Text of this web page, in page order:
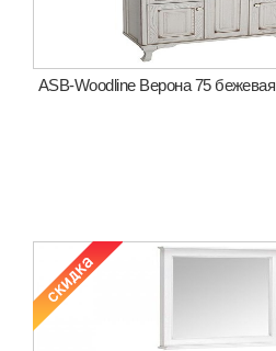
ASB-Woodline Верона 75 бежевая